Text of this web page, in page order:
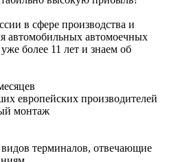
в сфере производства и
автомобильных автомоечных
более 11 лет и знаем об
европейских производителей
монтаж
терминалов, отвечающие